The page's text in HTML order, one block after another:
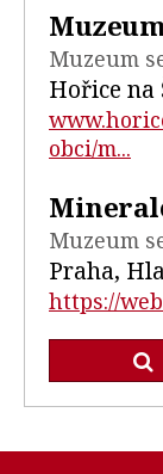
Muzeum
Hořice na
obci/m...
Muzeum
Praha,
https://